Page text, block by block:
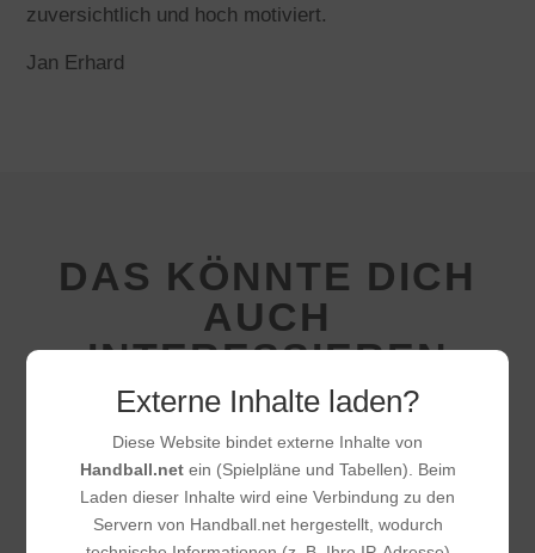
zuversichtlich und hoch motiviert.
Jan Erhard
DAS KÖNNTE DICH
AUCH
INTERESSIEREN
Externe Inhalte laden?
Diese Website bindet externe Inhalte von
Handball.netein (Spielpläne und Tabellen). Beim
Laden dieser Inhalte wird eine Verbindung zu den
Servern von Handball.net hergestellt, wodurch